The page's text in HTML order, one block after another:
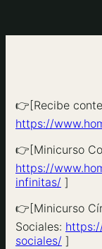
👉[Recibe
https://
👉[Minicurso
https://
infinitas/ ]
👉[Minicurso
Sociales:
sociales/ ]